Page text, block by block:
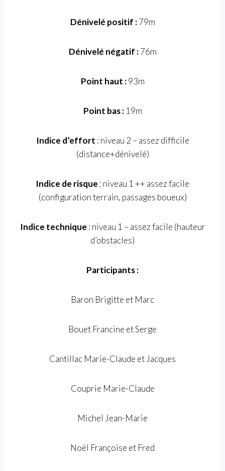
Dénivelé positif :79m
Dénivelé négatif :76m
Point haut :93m
Point bas : 19m
Indice d’effort : niveau 2 – assez difficile
(distance+dénivelé)
Indice de risque : niveau 1 ++ assez facile
(configuration terrain, passages boueux)
Indice technique : niveau 1 – assez facile (hauteur
d’obstacles)
Participants :
Baron Brigitte et Marc
Bouet Francine et Serge
Cantillac Marie-Claude et Jacques
Couprie Marie-Claude
Michel Jean-Marie
Noël Françoise et Fred